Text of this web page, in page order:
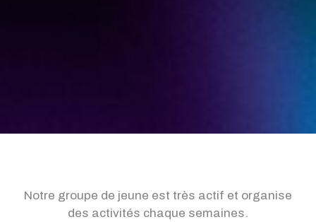
Notre groupe de jeune est très actif et organise
des activités chaque semaines.